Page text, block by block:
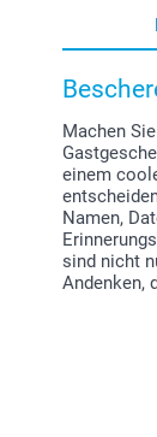
Machen
einem
Namen,
sind nicht
Andenken,